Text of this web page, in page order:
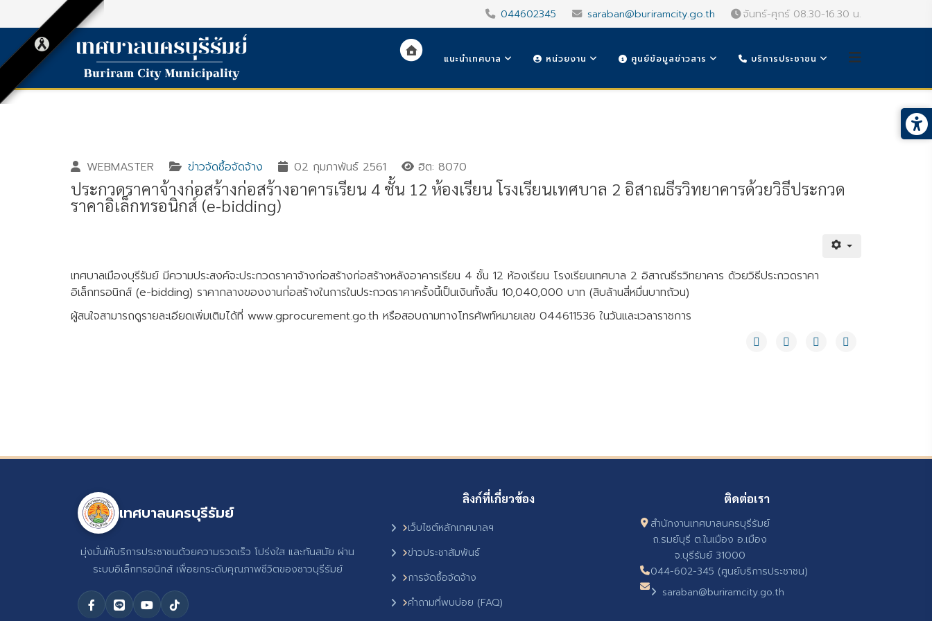
044602345 saraban@buriramcity.go.th จันทร์-ศุกร์ 08.30-16.30 น.
แนะนำเทศบาล หน่วยงาน ศูนย์ข้อมูลข่าวสาร บริการประชาชน
WEBMASTER ข่าวจัดซื้อจัดจ้าง 02 กุมภาพันธ์ 2561 ฮิต: 8070
ประกวดราคาจ้างก่อสร้างก่อสร้างอาคารเรียน 4 ชั้น 12 ห้องเรียน โรงเรียนเทศบาล 2 อิสาณธีรวิทยาคารด้วยวิธีประกวด
ราคาอิเล็กทรอนิกส์ (e-bidding)
เทศบาลเมืองบุรีรัมย์ มีความประสงค์จะประกวดราคาจ้างก่อสร้างก่อสร้างหลังอาคารเรียน 4 ชั้น 12 ห้องเรียน โรงเรียนเทศบาล 2 อิสาณธีรวิทยาคาร ด้วยวิธีประกวดราคา
อิเล็กทรอนิกส์ (e-bidding) ราคากลางของงานก่่อสร้างในการในประกวดราคาครั้งนี้เป็นเงินทั้งสิ้น 10,040,000 บาท (สิบล้านสี่หมื่นบาทถ้วน)
ผู้สนใจสามารถดูรายละเอียดเพิ่มเติมได้ที่ www.gprocurement.go.th หรือสอบถามทางโทรศัพท์หมายเลข 044611536 ในวันและเวลาราชการ
เทศบาลนครบุรีรัมย์
มุ่งมั่นให้บริการประชาชนด้วยความรวดเร็ว โปร่งใส และทันสมัย ผ่าน
ระบบอิเล็กทรอนิกส์ เพื่อยกระดับคุณภาพชีวิตของชาวบุรีรัมย์
ลิงก์ที่เกี่ยวข้อง
เว็บไซต์หลักเทศบาลฯ
ข่าวประชาสัมพันธ์
การจัดซื้อจัดจ้าง
คำถามที่พบบ่อย (FAQ)
ติดต่อเรา
สำนักงานเทศบาลนครบุรีรัมย์
ถ.รมย์บุรี ต.ในเมือง อ.เมือง
จ.บุรีรัมย์ 31000
044-602-345 (ศูนย์บริการประชาชน)
saraban@buriramcity.go.th